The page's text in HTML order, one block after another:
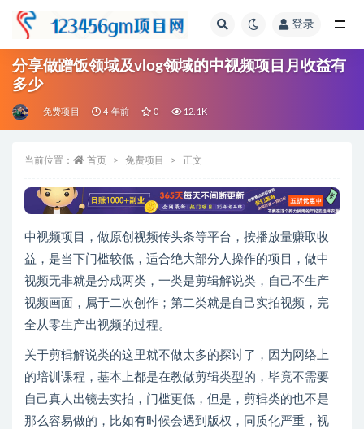
登录
分享做蹭饭领域及vlog领域的中视频项目月收益有
多少
免费项目 4 年前 0 12.1K
当前位置： 首页 免费项目 正文
中视频项目，做原创视频传头条等平台，按播放量赚取收
益，是当下门槛较低，适合绝大部分人操作的项目，做中
视频无非就是分成两类，一类是剪辑解说类，自己不生产
视频画面，属于二次创作；第二类就是自己实拍视频，完
全从零生产出视频的过程。
关于剪辑解说类的这里就不做太多的探讨了，因为网络上
的培训课程，基本上都是在教做剪辑类型的，毕竟不需要
自己真人出镜去实拍，门槛更低，但是，剪辑类的也不是
那么容易做的，比如有时候会遇到版权，同质化严重，视